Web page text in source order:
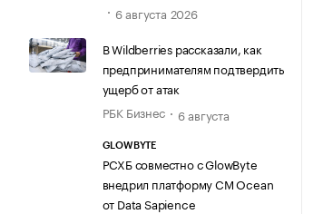
6 августа 2026
В Wildberries рассказали, как
предпринимателям подтвердить
ущерб от атак
РБК Бизнес
6 августа
GLOWBYTE
РСХБ совместно с GlowByte
внедрил платформу CM Ocean
от Data Sapience